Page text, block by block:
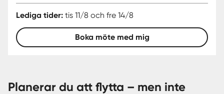
Lediga tider: tis 11/8 och fre 14/8
Boka möte med mig
Planerar du att flytta – men inte